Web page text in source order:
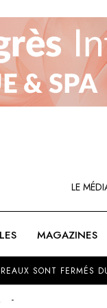
LE
MAGAZINES
SONT FERMÉS